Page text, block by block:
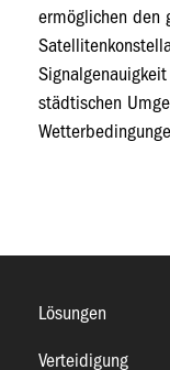
ermöglichen den
städtischen
Lösungen
Verteidigung